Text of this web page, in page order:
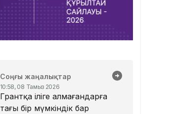
Соңғы жаңалықтар
10:58, 08 Тамыз 2026
Грантқа іліге алмағандарға
тағы бір мүмкіндік бар